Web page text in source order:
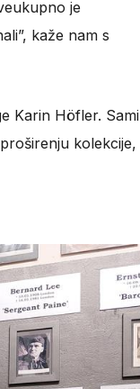
je
kaže nam s
Karin Höfler. Sami
kolekcije,